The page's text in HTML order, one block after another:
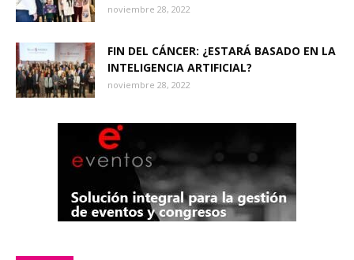
noviembre 28, 2022
FIN DEL CÁNCER: ¿ESTARÁ BASADO EN LA
INTELIGENCIA ARTIFICIAL?
noviembre 28, 2022